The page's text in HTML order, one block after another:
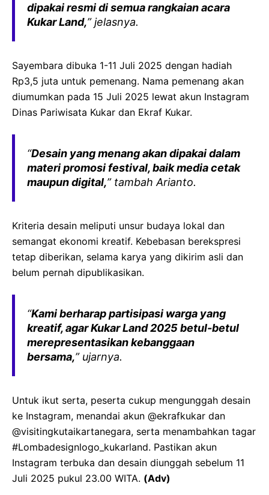
dipakai resmi di semua rangkaian acara
Kukar Land,” jelasnya.
Sayembara dibuka 1-11 Juli 2025 dengan hadiah
Rp3,5 juta untuk pemenang. Nama pemenang akan
diumumkan pada 15 Juli 2025 lewat akun Instagram
Dinas Pariwisata Kukar dan Ekraf Kukar.
“Desain yang menang akan dipakai dalam
materi promosi festival, baik media cetak
maupun digital,” tambah Arianto.
Kriteria desain meliputi unsur budaya lokal dan
semangat ekonomi kreatif. Kebebasan berekspresi
tetap diberikan, selama karya yang dikirim asli dan
belum pernah dipublikasikan.
“Kami berharap partisipasi warga yang
kreatif, agar Kukar Land 2025 betul-betul
merepresentasikan kebanggaan
bersama,” ujarnya.
Untuk ikut serta, peserta cukup mengunggah desain
ke Instagram, menandai akun @ekrafkukar dan
@visitingkutaikartanegara, serta menambahkan tagar
#Lombadesignlogo_kukarland. Pastikan akun
Instagram terbuka dan desain diunggah sebelum 11
Juli 2025 pukul 23.00 WITA. (Adv)